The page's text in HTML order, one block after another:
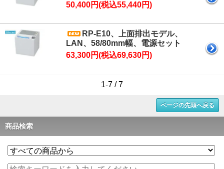
50,400円(税込55,440円)
RP-E10、上面排出モデル、
LAN、58/80mm幅、電源セット
63,300円(税込69,630円)
1-7 / 7
ページの先頭へ戻る
商品検索